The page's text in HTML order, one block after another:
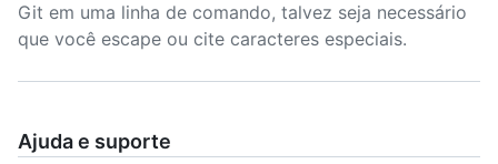
Git em uma linha de comando, talvez seja necessário
que você escape ou cite caracteres especiais.
Ajuda e suporte